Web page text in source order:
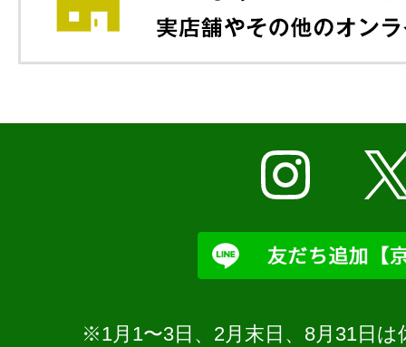
※1月1〜3日、2月末日、8月31日